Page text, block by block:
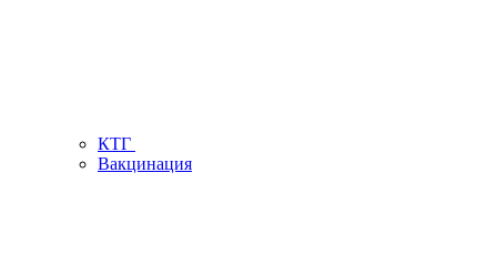
КТГ
Вакцинация